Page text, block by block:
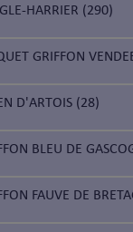
HARRIER (290)
GRIFFON
D'ARTOIS (28)
BLEU DE
FAUVE DE